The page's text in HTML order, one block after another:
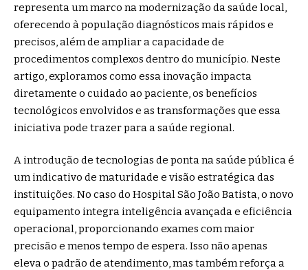
representa um marco na modernização da saúde local,
oferecendo à população diagnósticos mais rápidos e
precisos, além de ampliar a capacidade de
procedimentos complexos dentro do município. Neste
artigo, exploramos como essa inovação impacta
diretamente o cuidado ao paciente, os benefícios
tecnológicos envolvidos e as transformações que essa
iniciativa pode trazer para a saúde regional.
A introdução de tecnologias de ponta na saúde pública é
um indicativo de maturidade e visão estratégica das
instituições. No caso do Hospital São João Batista, o novo
equipamento integra inteligência avançada e eficiência
operacional, proporcionando exames com maior
precisão e menos tempo de espera. Isso não apenas
eleva o padrão de atendimento, mas também reforça a